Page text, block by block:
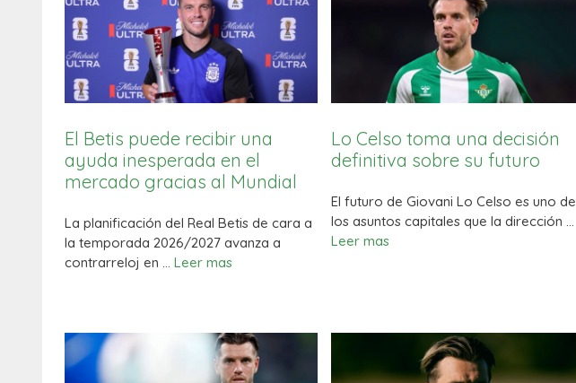
El Betis puede recibir una
ayuda inesperada en el
mercado gracias al Mundial
La planificación del Real Betis de cara a
la temporada 2026/2027 avanza a
contrarreloj en … Leer mas
Lo Celso toma una decisión
definitiva sobre su futuro
El futuro de Giovani Lo Celso es uno de
los asuntos capitales que la dirección …
Leer mas